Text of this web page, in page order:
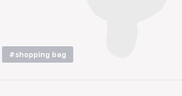
#shopping bag